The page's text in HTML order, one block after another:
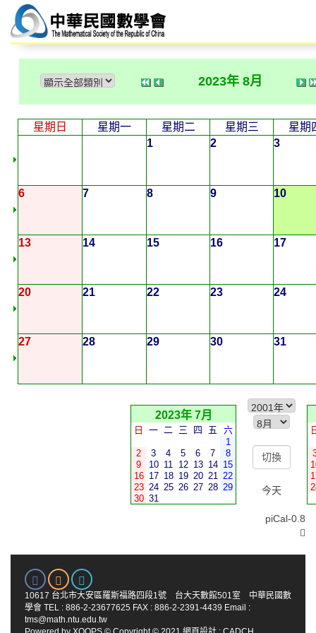
2023年 8月
星期日 星期一 星期二 星期三
星期
1
2 3
6 7 8 9 10
13 14 15 16 17
20 21 22 23 24
27 28 29 30 31
2023年 7月
日 一 二 三 四 五
六
1
2
3 4 5 6 7
8
9
10 11 12 13 14 15
16 17 18 19 20 21 22
23 24 25 26 27 28 29
30 31
今天
piCal-0.8
10617 台北市大安區羅斯福路四段1號 台大天數館501室 中華民國數
學會 TEL : 886-2-23677625 FAX : 886-2-2391-4439 Email :
tms@math.ntu.edu.tw